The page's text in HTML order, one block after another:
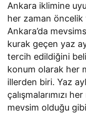
Ankara iklimine
her zaman öncelik
Ankara’da
kurak geçen yaz
tercih edildiğini
konum olarak her
illerden biri. Yaz
çalışmalarımızı
mevsim olduğu